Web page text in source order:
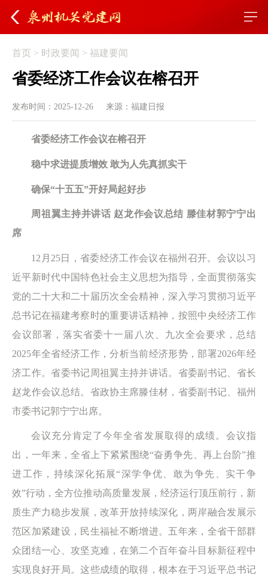
首页 > 时政要闻 >福建要闻
省委经济工作会议在榕召开
发布时间：2025-12-26 来源：福建日报
省委经济工作会议在榕召开
稳中求进提质增效 敢为人先真抓实干
确保“十五五”开好局起好步
周祖翼主持并讲话 赵龙作会议总结 滕佳材郭宁宁出
席
12月25日，省委经济工作会议在福州召开。会议以习
近平新时代中国特色社会主义思想为指导，全面贯彻落实
党的二十大和二十届历次全会精神，深入学习贯彻习近平
总书记在福建考察时的重要讲话精神，按照中央经济工作
会议部署，落实省委十一届八次、九次全会要求，总结
2025年全省经济工作，分析当前经济形势，部署2026年经
济工作。省委书记周祖翼主持并讲话。省委副书记、省长
赵龙作会议总结。省政协主席滕佳材，省委副书记、福州
市委书记郭宁宁出席。
会议充分肯定了今年全省发展取得的成绩。会议指
出，一年来，全省上下紧紧围绕“奋勇争先、再上台阶”推
进工作，持续深化拓展“深学争优、敢为争先、实干争
效”行动，全方位推动高质量发展，经济运行顶压前行，新
质生产力稳步发展，改革开放持续深化，两岸融合发展示
范区加紧建设，民生福祉不断增进。五年来，全省干部群
众团结一心、攻坚克难，在第二个百年奋斗目标新征程中
实现良好开局。这些成绩的取得，根本在于习近平总书记